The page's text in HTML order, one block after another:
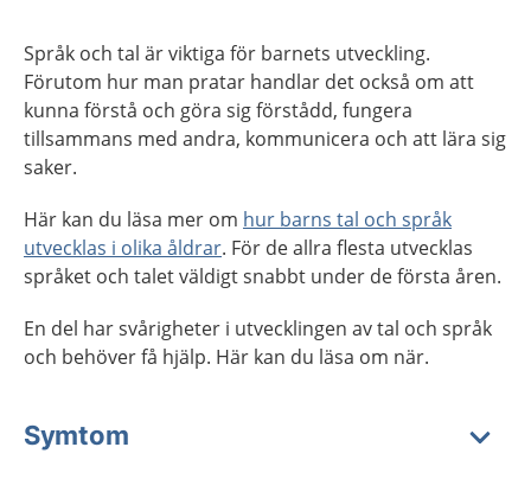
Språk och tal är viktiga för barnets utveckling.
Förutom hur man pratar handlar det också om att
kunna förstå och göra sig förstådd, fungera
tillsammans med andra, kommunicera och att lära sig
saker.
Här kan du läsa mer om hur barns tal och språk
utvecklas i olika åldrar. För de allra flesta utvecklas
språket och talet väldigt snabbt under de första åren.
En del har svårigheter i utvecklingen av tal och språk
och behöver få hjälp. Här kan du läsa om när.
Symtom